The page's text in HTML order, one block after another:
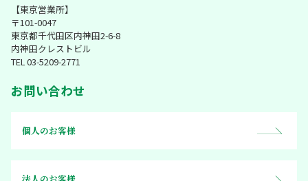
【東京営業所】
〒101-0047
東京都千代田区内神田2-6-8
内神田クレストビル
TEL 03-5209-2771
お問い合わせ
個人のお客様